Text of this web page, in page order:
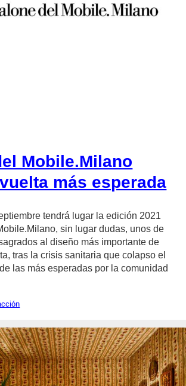
Mobile.Milano
más esperada
tendrá lugar la edición 2021
sin lugar dudas, unos de
al diseño más importante de
tras la crisis sanitaria que colapso el
las más esperadas por la comunidad
www.experimenta.es/author/redaccion/